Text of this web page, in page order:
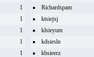
1
Richardspam
1
ktsiejxj
1
klsieyum
1
kdsiesln
1
kbsieerz